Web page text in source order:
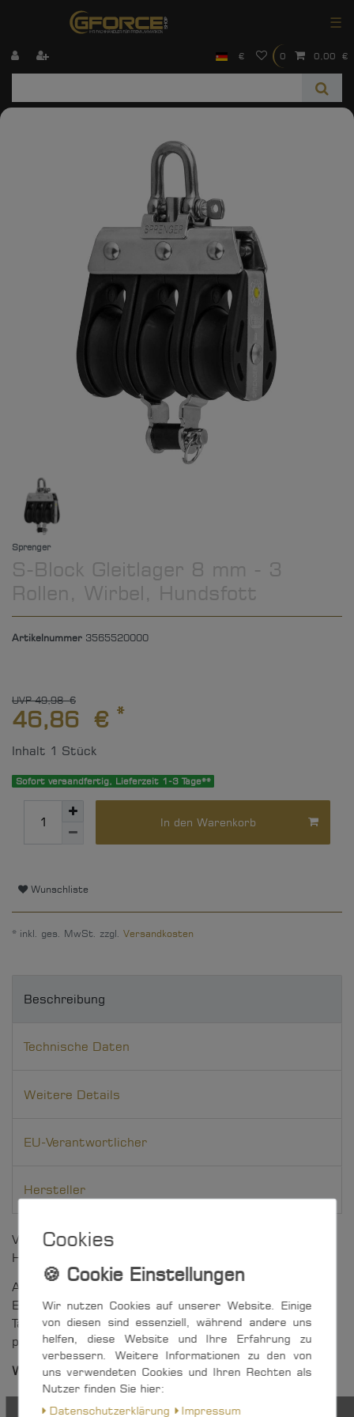
☰
€ 0 0,00 €
Sprenger
S-Block Gleitlager 8 mm - 3
Rollen, Wirbel, Hundsfott
Artikelnummer 3565520000
UVP 49,98 €
46,86 € *
Inhalt 1 Stück
Sofort versandfertig, Lieferzeit 1-3 Tage**
In den Warenkorb
Wunschliste
* inkl. ges. MwSt. zzgl. Versandkosten
Beschreibung
Technische Daten
Weitere Details
EU-Verantwortlicher
Hersteller
Vielseitig einsetzbarer 8 mm-Block mit Wirbel und
Hundsfott
Auf der formstabilen Edelstahl-Lasche sind die zum
Einsatz kommende Lagerart sowie die maximale
Tauwerk-Stärke auf einen Blick erkenntlich - ein
praktisches Merkmal aller Artikel der S-Block-Serie.
Weitere Vorteile auf einen Blick:
Cookies
Wir nutzen Cookies auf unserer Website. Einige
von diesen sind essenziell, während andere uns
helfen, diese Website und Ihre Erfahrung zu
verbessern. Weitere Informationen zu den von
uns verwendeten Cookies und Ihren Rechten als
Nutzer finden Sie hier:
Daten­schutz­erklärung
Impressum